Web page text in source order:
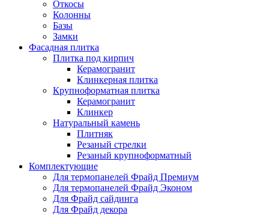
Откосы
Колонны
Базы
Замки
Фасадная плитка
Плитка под кирпич
Керамогранит
Клинкерная плитка
Крупноформатная плитка
Керамогранит
Клинкер
Натуральный камень
Плитняк
Резаный стрелки
Резаный крупноформатный
Комплектующие
Для термопанелей Фрайд Премиум
Для термопанелей Фрайд Эконом
Для Фрайд сайдинга
Для Фрайд декора